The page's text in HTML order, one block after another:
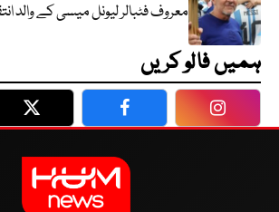
معروف فٹبالر لیونل میسی کے والد
ہمیں فالو کریں
Twitter Facebook